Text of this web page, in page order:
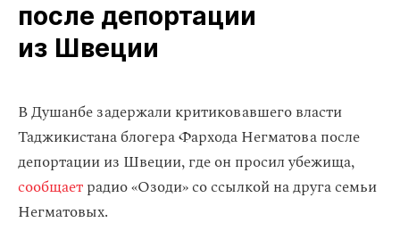
после депортации
из Швеции
В Душанбе задержали критиковавшего власти
Таджикистана блогера Фархода Негматова после
депортации из Швеции, где он просил убежища,
сообщаетрадио «Озоди» со ссылкой на друга семьи
Негматовых.